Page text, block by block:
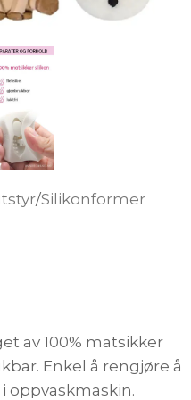
/Silikonformer
av 100% matsikker
Enkel å rengjøre å
oppvaskmaskin.